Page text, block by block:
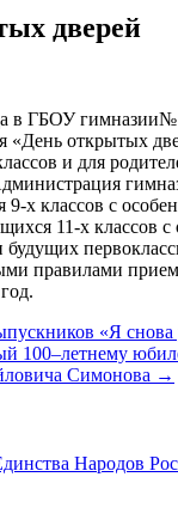
дверей
в ГБОУ
«День открытых
и для
9-х классов с
11-х классов
будущих
правилами
«Я снова
100–летнему
Симонова →